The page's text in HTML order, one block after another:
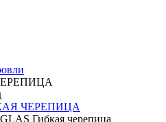
ЧЕРЕПИЦА
Гибкая черепица